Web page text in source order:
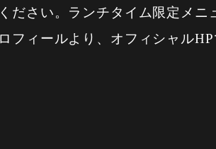
さい。ランチタイム限定メニ
フィールより、オフィシャルHP